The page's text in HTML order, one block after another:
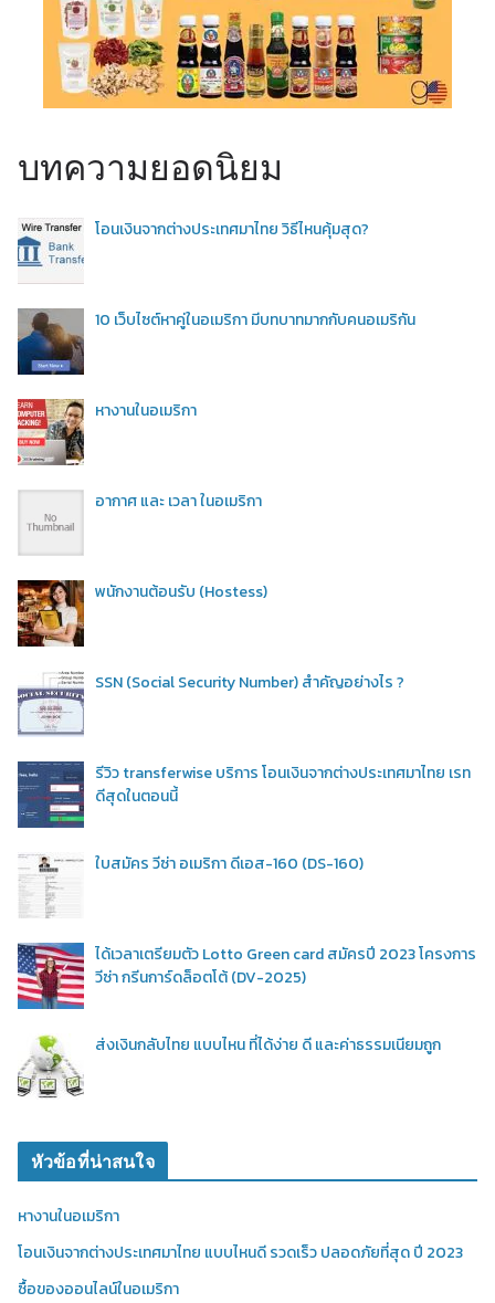
บทความยอดนิยม
โอนเงินจากต่างประเทศมาไทย วิธีไหนคุ้มสุด?
10 เว็บไซต์หาคู่ในอเมริกา มีบทบาทมากกับคนอเมริกัน
หางานในอเมริกา
อากาศ และ เวลา ในอเมริกา
พนักงานต้อนรับ (Hostess)
SSN (Social Security Number) สำคัญอย่างไร ?
รีวิว transferwise บริการ โอนเงินจากต่างประเทศมาไทย เรท
ดีสุดในตอนนี้
ใบสมัคร วีซ่า อเมริกา ดีเอส-160 (DS-160)
ได้เวลาเตรียมตัว Lotto Green card สมัครปี 2023 โครงการ
วีซ่า กรีนการ์ดล็อตโต้ (DV-2025)
ส่งเงินกลับไทย แบบไหน ที่ได้ง่าย ดี และค่าธรรมเนียมถูก
หัวข้อที่น่าสนใจ
หางานในอเมริกา
โอนเงินจากต่างประเทศมาไทย แบบไหนดี รวดเร็ว ปลอดภัยที่สุด ปี 2023
ซื้อของออนไลน์ในอเมริกา